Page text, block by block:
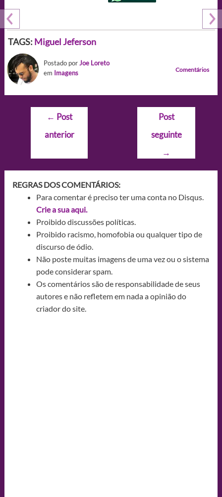
TAGS: Miguel Jeferson
Postado porJoe Loreto
em Imagens Comentários
Navegação
Post
← Post
anterior
Post
seguinte
→
REGRAS DOS COMENTÁRIOS:
Para comentar é preciso ter uma conta no Disqus.
Crie a sua aqui.
Proibido discussões políticas.
Proibido racismo, homofobia ou qualquer tipo de
discurso de ódio.
Não poste muitas imagens de uma vez ou o sistema
pode considerar spam.
Os comentários são de responsabilidade de seus
autores e não refletem em nada a opinião do
criador do site.